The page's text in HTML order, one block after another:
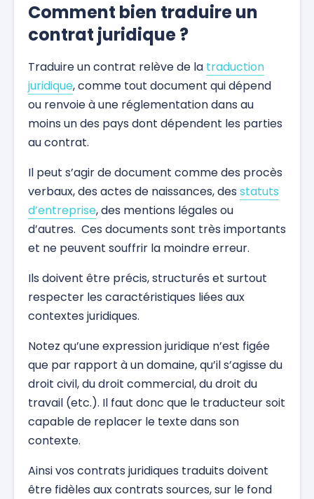
Comment bien traduire un
contrat juridique ?
Traduire un contrat relève de la traduction
juridique, comme tout document qui dépend
ou renvoie à une réglementation dans au
moins un des pays dont dépendent les parties
au contrat.
Il peut s’agir de document comme des procès
verbaux, des actes de naissances, des statuts
d’entreprise, des mentions légales ou
d’autres. Ces documents sont très importants
et ne peuvent souffrir la moindre erreur.
Ils doivent être précis, structurés et surtout
respecter les caractéristiques liées aux
contextes juridiques.
Notez qu’une expression juridique n’est figée
que par rapport à un domaine, qu’il s’agisse du
droit civil, du droit commercial, du droit du
travail (etc.). Il faut donc que le traducteur soit
capable de replacer le texte dans son
contexte.
Ainsi vos contrats juridiques traduits doivent
être fidèles aux contrats sources, sur le fond